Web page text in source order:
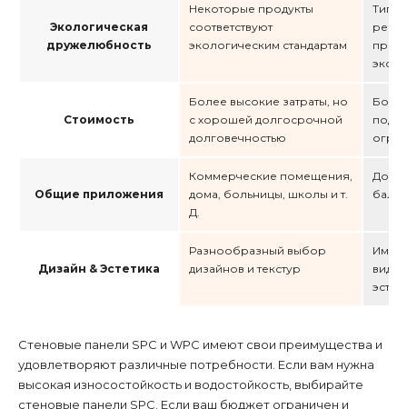
Экологическая
дружелюбность
Некоторые продукты
соответствуют
экологическим стандартам
Стоимость
Более высокие затраты, но
с хорошей долгосрочной
долговечностью
Общие приложения
Коммерческие помещения,
дома, больницы, школы и т.
Д.
Дизайн & Эстетика
Разнообразный выбор
дизайнов и текстур
вид с
Стеновые панели SPC и WPC имеют свои преимущества и
удовлетворяют различные потребности. Если вам нужна
высокая износостойкость и водостойкость, выбирайте
стеновые панели SPC. Если ваш бюджет ограничен и